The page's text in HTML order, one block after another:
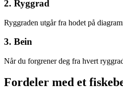
2. Ryggrad
Ryggraden utgår fra hodet på
3. Bein
Når du forgrener deg fra hvert
Fordeler med et